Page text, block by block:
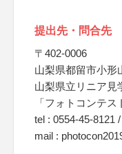
提出先・問合先
〒402-0006
山梨県都留市小形
山梨県立リニア見
「フォトコンテ
tel : 0554-45-8121
mail :